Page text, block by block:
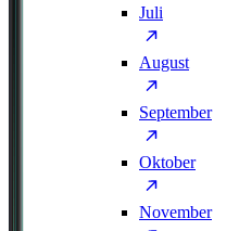
Juli
August
September
Oktober
November